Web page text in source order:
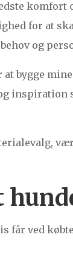
komfort
for at
og
bygge
inspiration
får ved